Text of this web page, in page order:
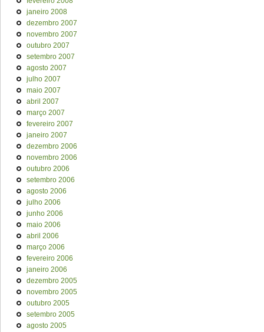
janeiro 2008
dezembro 2007
novembro 2007
outubro 2007
setembro 2007
agosto 2007
julho 2007
maio 2007
abril 2007
março 2007
fevereiro 2007
janeiro 2007
dezembro 2006
novembro 2006
outubro 2006
setembro 2006
agosto 2006
julho 2006
junho 2006
maio 2006
abril 2006
março 2006
fevereiro 2006
janeiro 2006
dezembro 2005
novembro 2005
outubro 2005
setembro 2005
agosto 2005